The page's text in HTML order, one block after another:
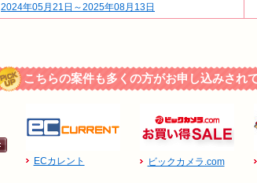
2024年05月21日～2025年08月13日
こちらの案件も多くの方がお申し込みされ
ECカレント ビックカメラ.com